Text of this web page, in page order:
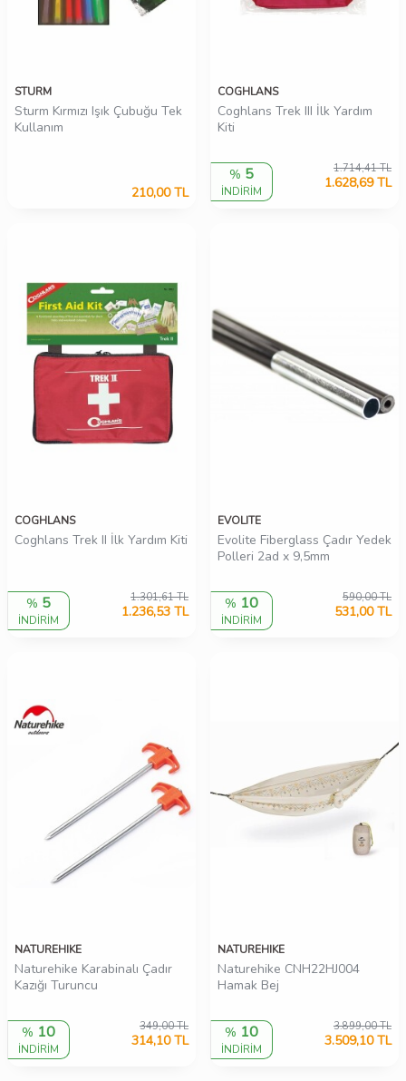
STURM
Sturm Kırmızı Işık Çubuğu Tek
Kullanım
210,00TL
COGHLANS
Coghlans Trek III İlk Yardım
Kiti
% 5
İNDİRİM
1.714,41TL
1.628,69TL
COGHLANS
Coghlans Trek II İlk Yardım Kiti
% 5
İNDİRİM
1.301,61TL
1.236,53TL
EVOLITE
Evolite Fiberglass Çadır Yedek
Polleri 2ad x 9,5mm
% 10
İNDİRİM
590,00TL
531,00TL
NATUREHIKE
Naturehike Karabinalı Çadır
Kazığı Turuncu
% 10
İNDİRİM
349,00TL
314,10TL
NATUREHIKE
Naturehike CNH22HJ004
Hamak Bej
% 10
İNDİRİM
3.899,00TL
3.509,10TL